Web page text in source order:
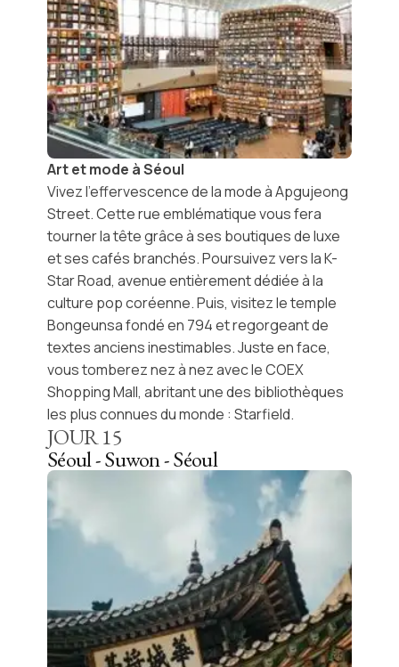
Art et mode à Séoul
Vivez l’effervescence de la mode àApgujeong
Street. Cette rue emblématique vous fera
tourner la tête grâce à ses boutiques de luxe
et ses cafés branchés. Poursuivez vers laK-
Star Road, avenue entièrement dédiée à la
culture pop coréenne. Puis, visitez le temple
Bongeunsafondé en 794 et regorgeant de
textes anciens inestimables. Juste en face,
vous tomberez nez à nez avec leCOEX
Shopping Mall, abritant une des bibliothèques
les plus connues du monde : Starfield.
JOUR15
Séoul - Suwon - Séoul